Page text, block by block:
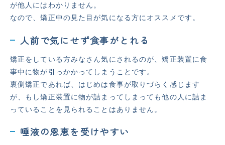
が他人にはわかりません。
なので、矯正中の見た目が気になる方にオススメです。
人前で気にせず食事がとれる
矯正をしている方みなさん気にされるのが、矯正装置に食
事中に物が引っかかってしまうことです。
裏側矯正であれば、はじめは食事が取りづらく感じます
が、もし矯正装置に物が詰まってしまっても他の人に詰ま
っていることを見られることはありません。
唾液の恩恵を受けやすい